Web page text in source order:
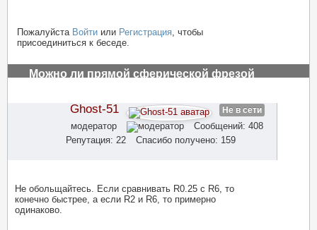
Пожалуйста Войти или Регистрация , чтобы
присоединиться к беседе.
Можно ли прямой сферической фрезой
Ghost-51 Не в сети
модератор
Сообщений: 408
Репутация: 22
Спасибо получено: 159
Не обольщайтесь. Если сравнивать R0.25 с R6, то
конечно быстрее, а если R2 и R6, то примерно
одинаково.